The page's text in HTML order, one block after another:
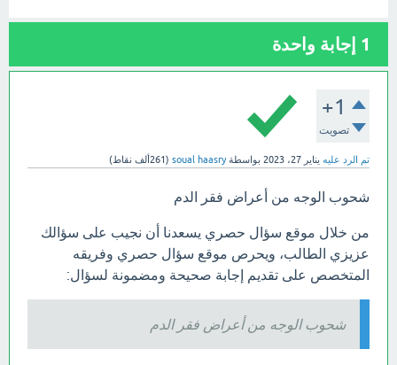
1 إجابة واحدة
+1
تصويت
تم الرد عليه يناير 27، 2023 بواسطةsoual haasry
(261ألف نقاط)
شحوب الوجه من أعراض فقر الدم
من خلال موقع سؤال حصري يسعدنا أن نجيب على سؤالك
عزيزي الطالب، ويحرص موقع سؤال حصري وفريقه
المتخصص على تقديم إجابة صحيحة ومضمونة لسؤال:
شحوب الوجه من أعراض فقر الدم